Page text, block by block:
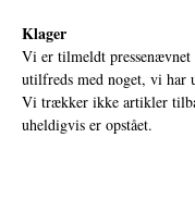
Klager
Vi er tilmeldt
utilfreds med noget, vi har
Vi trækker ikke artikler
uheldigvis er opstået.